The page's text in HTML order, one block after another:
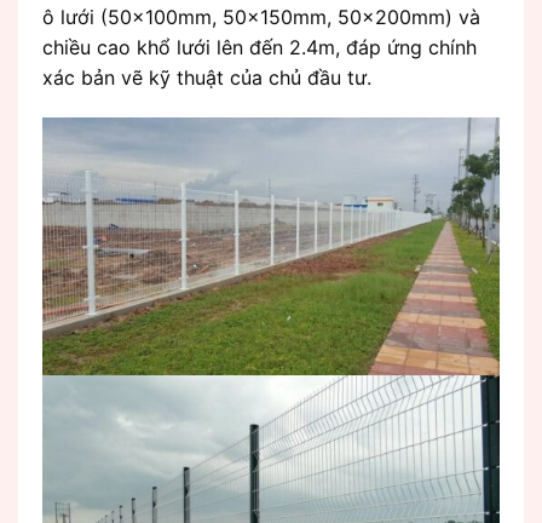
ô lưới (50x100mm, 50x150mm, 50x200mm) và
chiều cao khổ lưới lên đến 2.4m, đáp ứng chính
xác bản vẽ kỹ thuật của chủ đầu tư.